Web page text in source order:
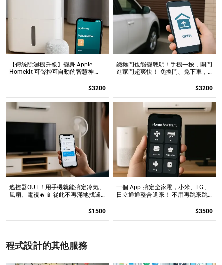
【傳統除濕機升級】變身 Apple
Homekit 可聲控可自動的智慧神
除濕機也變超懂你的智慧管家！$3200
鐵捲門也能變聰明！手機一按，開門
進家門超爽快！ 免換門、免下車，
$3200
遙控器OUT！用手機就能搞定冷氣、
風扇、電視🔥📱 從此不再滿地找遙
$1500
一個 App 搞定全家電，小米、LG、
日立通通整合進來！ 不用再跳來跳
$3500
程式設計的其他服務